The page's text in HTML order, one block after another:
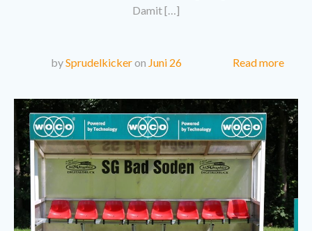
Damit […]
bySprudelkickeron Juni 26 Read more